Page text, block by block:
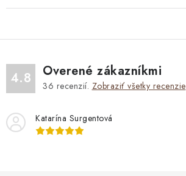
4.8 Overené zákazníkmi
36 recenzií. Zobraziť všetky recenzie
Katarína Surgentová